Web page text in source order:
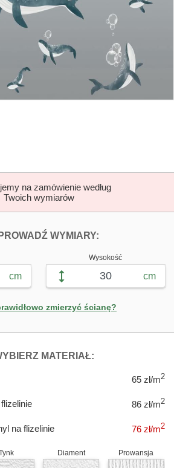
na zamówienie według
Twoich wymiarów
WYMIARY:
cm
Wysokość
cm
zmierzyć ścianę?
MATERIAŁ:
65 zł/m2
86 zł/m2
na flizelinie 76 zł/m2
Diament Prowansja